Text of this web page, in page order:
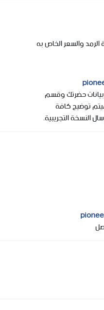
والسعر الخاص به
حضرتك وقسم
توضيح كافة
النسخة التجريبية.